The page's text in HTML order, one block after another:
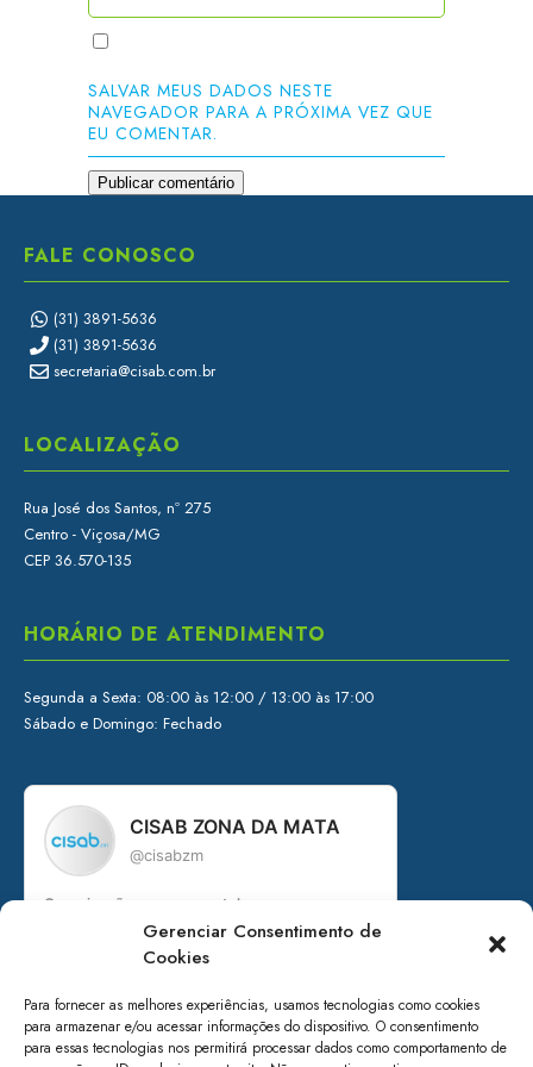
Gerenciar Consentimento de
Cookies
Para fornecer as melhores experiências, usamos tecnologias como cookies
para armazenar e/ou acessar informações do dispositivo. O consentimento
para essas tecnologias nos permitirá processar dados como comportamento de
SALVAR MEUS DADOS NESTE
NAVEGADOR PARA A PRÓXIMA VEZ QUE
EU COMENTAR.
FALE CONOSCO
(31) 3891-5636
(31) 3891-5636
secretaria@cisab.com.br
LOCALIZAÇÃO
Rua José dos Santos, nº 275
Centro - Viçosa/MG
CEP 36.570-135
HORÁRIO DE ATENDIMENTO
Segunda a Sexta: 08:00 às 12:00 / 13:00 às 17:00
Sábado e Domingo: Fechado
CISAB ZONA DA MATA
@cisabzm
Organização governamental
Consórcio Intermunicipal de Saneamento
Básico da Zona da Mata de Minas Gerais
Acesse nossos canais: